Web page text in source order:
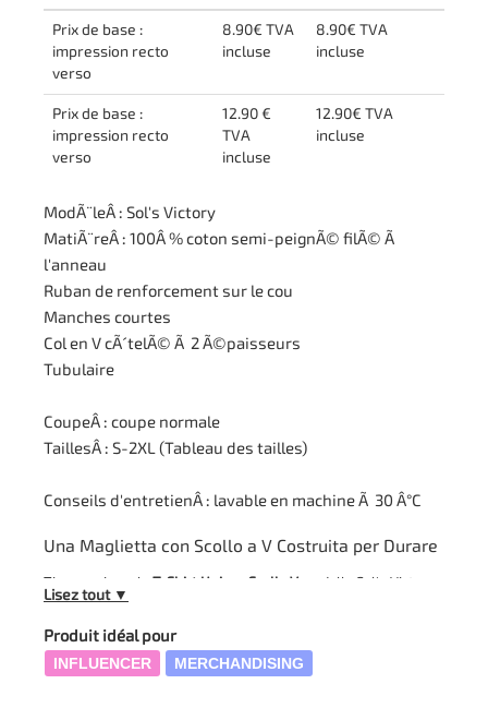
Prix de base :
impression recto
verso
8.90€ TVA
incluse
8.90€ TVA
incluse
Prix de base :
impression recto
verso
12.90 €
TVA
incluse
12.90€ TVA
incluse
ModÃ¨leÂ : Sol's Victory
MatiÃ¨reÂ : 100Â % coton semi-peignÃ© filÃ© Ã
l'anneau
Ruban de renforcement sur le cou
Manches courtes
Col en V cÃ´telÃ© Ã 2 Ã©paisseurs
Tubulaire
CoupeÂ : coupe normale
TaillesÂ : S-2XL (Tableau des tailles)
Conseils d'entretienÂ : lavable en machine Ã 30 Â°C
Una Maglietta con Scollo a V Costruita per Durare
Ti proponiamo la T-Shirt Unisex Scollo V modello Sol's Victory:
pensato per chi cerca una base solida su cui costruire la propria
grafica personalizzata. La strutturatubolare
Lisez tout ▼
Produit idéal pour
INFLUENCER MERCHANDISING